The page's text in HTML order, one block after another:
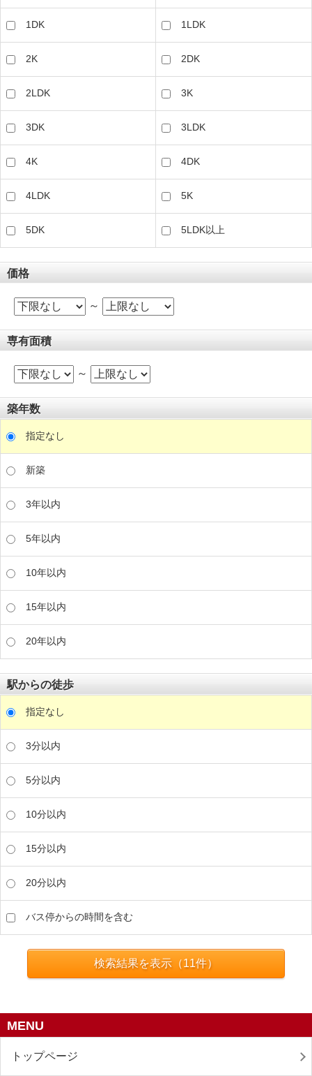
1DK 1LDK
2K 2DK
2LDK 3K
3DK 3LDK
4K 4DK
4LDK 5K
5DK 5LDK以上
価格
～
専有面積
～
築年数
指定なし
新築
3年以内
5年以内
10年以内
15年以内
20年以内
駅からの徒歩
指定なし
3分以内
5分以内
10分以内
15分以内
20分以内
バス停からの時間を含む
検索結果を表示（11件）
MENU
トップページ